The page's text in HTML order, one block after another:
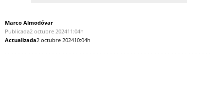
Marco Almodóvar
Publicada2 octubre 202411:04h
Actualizada2 octubre 202410:04h